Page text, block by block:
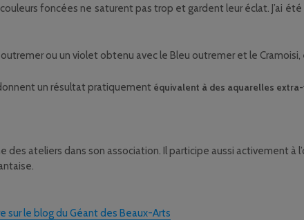
foncées ne saturent pas trop et gardent leur éclat. J’ai
ou un violet obtenu avec le Bleu outremer et le Cramoisi,
un résultat pratiquement équivalent à des aquarelles
ateliers dans son association. Il participe aussi activement à
sur le blog du Géant des Beaux-Arts